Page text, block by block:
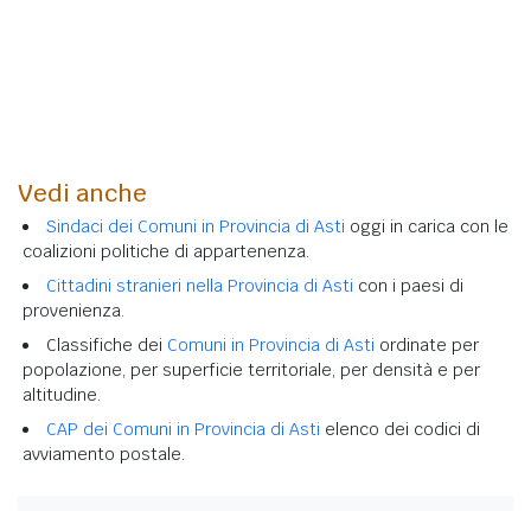
Vedi anche
Sindaci dei Comuni in Provincia di Asti oggi in carica con le
coalizioni politiche di appartenenza.
Cittadini stranieri nella Provincia di Asti con i paesi di
provenienza.
Classifiche dei Comuni in Provincia di Asti ordinate per
popolazione, per superficie territoriale, per densità e per
altitudine.
CAP dei Comuni in Provincia di Asti elenco dei codici di
avviamento postale.